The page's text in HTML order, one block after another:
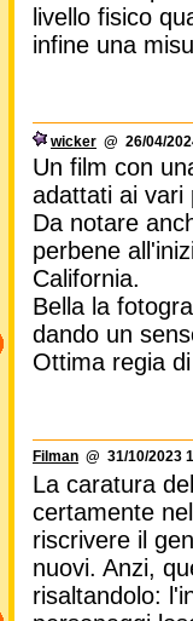
livello fisico
infine una
wicker @ 26/04/
Un film con
adattati ai vari
Da notare
perbene
California.
Bella la
dando un
Ottima regia
Filman @ 31/10/2023
La caratura
certamente
riscrivere il
nuovi. Anzi,
risaltandolo: